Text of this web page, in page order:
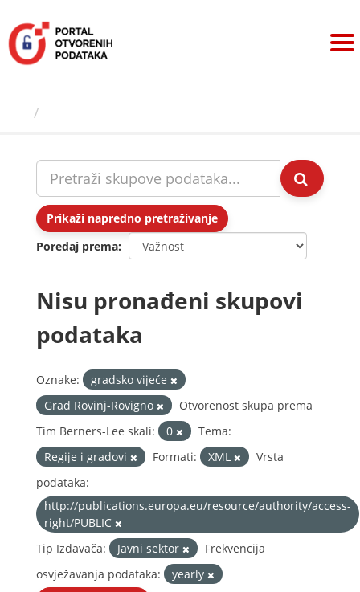
sadržaj
Prikaži napredno pretraživanje
Poredaj prema
Nisu pronađeni skupovi
podataka
Oznake:
gradsko vijeće
Grad Rovinj-Rovigno
Otvorenost skupa prema
Tim Berners-Lee skali:
0
Tema:
Regije i gradovi
Formati: XML
Vrsta
podataka:
http://publications.europa.eu/resource/authority/access-
right/PUBLIC
Tip Izdavača:
Javni sektor
Frekvencija
osvježavanja podataka:
yearly